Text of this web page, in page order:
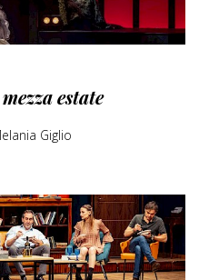
estate
Giglio
PIÙ
PIÙ